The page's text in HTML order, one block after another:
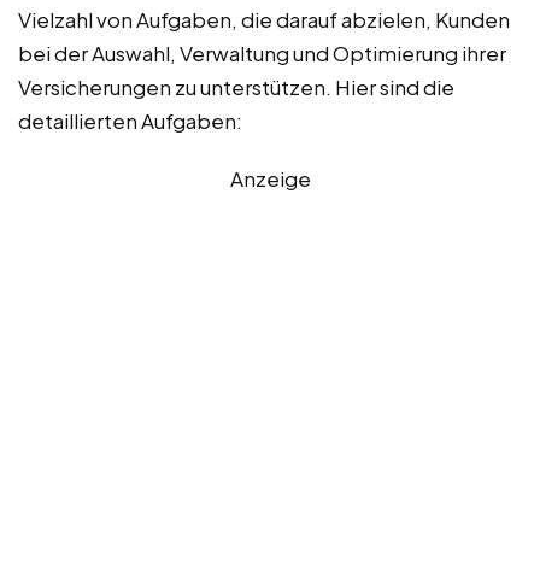
Vielzahl von Aufgaben, die darauf abzielen, Kunden
bei der Auswahl, Verwaltung und Optimierung ihrer
Versicherungen zu unterstützen. Hier sind die
detaillierten Aufgaben:
Anzeige